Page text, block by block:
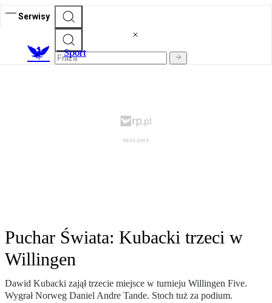
Serwisy
Sport
Puchar Świata: Kubacki trzeci w
Willingen
Dawid Kubacki zajął trzecie miejsce w turnieju Willingen Five.
Wygrał Norweg Daniel Andre Tande. Stoch tuż za podium.